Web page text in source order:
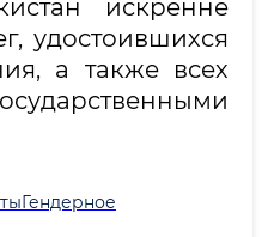
искренне
удостоившихся
а также всех
Гендерное